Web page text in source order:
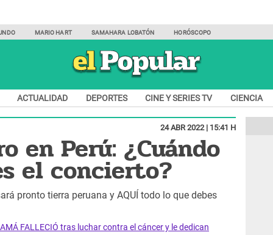
MARIO HART SAMAHARA LOBATÓN HORÓSCOPO
ACTUALIDAD DEPORTES CINE Y SERIES TV CIENCIA
24 ABR 2022 | 15:41 H
en Perú: ¿Cuándo
el concierto?
pronto tierra peruana y AQUÍ todo lo que debes
FALLECIÓ tras luchar contra el cáncer y le dedican